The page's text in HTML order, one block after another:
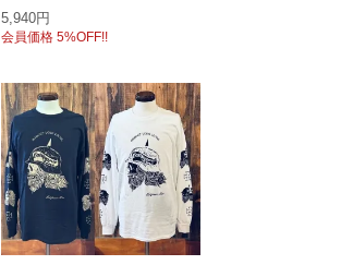
5,940円
会員価格 5%OFF!!